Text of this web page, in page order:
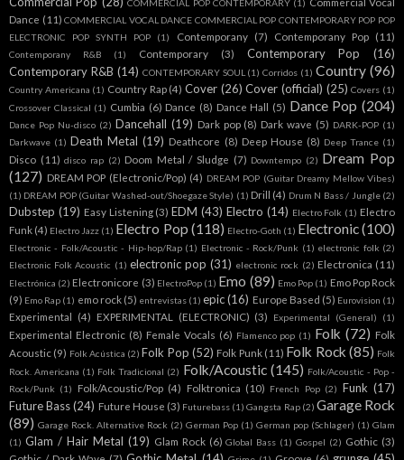
COMMERCIAL POP CONTEMPORARY (1)
Dance (11) COMMERCIAL VOCAL DANCE COMMERCIAL POP CONTEMPORARY POP POP
ELECTRONIC POP SYNTH POP
(1) Contemporany (7) Contemporany Pop (11)
Contemporany R&B (1) Contemporary (3) Contemporary Pop
(16)
Contemporary R&B (14) CONTEMPORARY SOUL (1) Corridos (1) Country (96)
Country Americana (1) Country Rap (4) Cover (26) Cover (official) (25) Covers (1)
Crossover Classical (1) Cumbia (6) Dance (8) Dance Hall (5) Dance Pop (204)
Dance Pop Nu-disco (2) Dancehall (19) Dark pop (8) Dark wave (5) DARK-POP (1)
Darkwave (1) Death Metal (19) Deathcore (8) Deep House (8) Deep Trance (1)
Disco (11) disco rap (2) Doom Metal / Sludge (7) Downtempo (2) Dream Pop
(127) DREAM POP (Electronic/Pop) (4) DREAM POP (Guitar Dreamy Mellow Vibes)
(1) DREAM POP (Guitar Washed-out/Shoegaze Style) (1) Drill (4) Drum N Bass / Jungle (2)
Dubstep (19) Easy Listening (3) EDM (43) Electro (14) Electro Folk (1) Electro
Funk (4) Electro Jazz (1) Electro Pop (118) Electro-Goth (1) Electronic(100)
Electronic - Folk/Acoustic - Hip-hop/Rap (1) Electronic - Rock/Punk (1) electronic folk (2)
Electronic Folk Acoustic (1) electronic pop (31) electronic rock (2) Electronica (11)
Electrónica (2) Electronicore (3) ElectroPop (1) Emo (89) Emo Pop (1) Emo Pop Rock
(9) Emo Rap (1) emo rock (5) entrevistas (1) epic (16) Europe Based (5) Eurovision (1)
Experimental (4) EXPERIMENTAL (ELECTRONIC) (3) Experimental (General) (1)
Experimental Electronic (8) Female Vocals (6) Flamenco pop (1) Folk (72) Folk
Acoustic (9) Folk Acústica (2) Folk Pop (52) Folk Punk (11) Folk Rock (85) Folk
Rock. Americana (1) Folk Tradicional (2) Folk/Acoustic (145) Folk/Acoustic - Pop -
Rock/Punk (1) Folk/Acoustic/Pop (4) Folktronica (10) French Pop (2) Funk (17)
Future Bass (24) Future House (3) Futurebass (1) Gangsta Rap (2) Garage Rock
(89) Garage Rock. Alternative Rock (2) German Pop (1) German pop (Schlager) (1) Glam
(1) Glam / Hair Metal (19) Glam Rock (6) Global Bass (1) Gospel (2) Gothic (3)